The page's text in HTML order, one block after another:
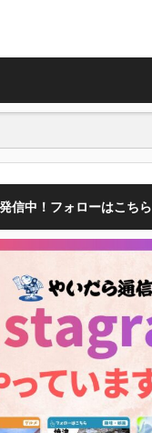
信中！フォローはこちら
PAGE TOP